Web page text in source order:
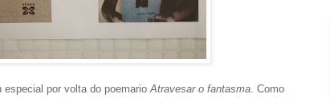
por volta do poemario Atravesar o fantasma . Como